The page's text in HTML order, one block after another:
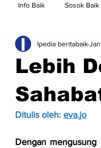
Info Baik Sosok Baik
Baik
Lebih
Ipedia beritabaik
Ditulis oleh: eva.jo
Dengan mengusung